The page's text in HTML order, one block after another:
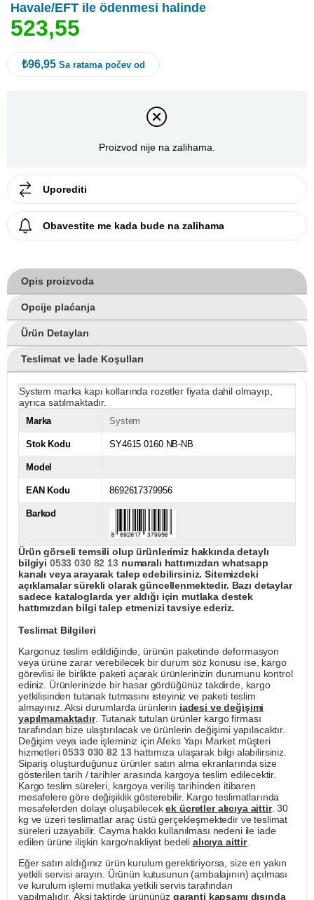
Havale/EFT ile ödenmesi halinde
523,55
₺96,95 Sa ratama počev od
Proizvod nije na zalihama.
Uporediti
Obavestite me kada bude na zalihama
Opis proizvoda
Opcije plaćanja
Ürün Detayları
Teslimat ve İade Koşulları
System marka kapı kollarında rozetler fiyata dahil olmayıp,
ayrıca satılmaktadır.
Marka System
Stok Kodu SY4615 0160 NB-NB
Model
EAN Kodu 8692617379956
Barkod
Ürün görseli temsili olup ürünlerimiz hakkında detaylı
bilgiyi 0533 030 82 13numaralı hattımızdan whatsapp
kanalı veya arayarak talep edebilirsiniz. Sitemizdeki
açıklamalar sürekli olarak güncellenmektedir. Bazı detaylar
sadece kataloglarda yer aldığı için mutlaka destek
hattımızdan bilgi talep etmenizi tavsiye ederiz.
Teslimat Bilgileri
Kargonuz teslim edildiğinde, ürünün paketinde deformasyon
veya ürüne zarar verebilecek bir durum söz konusu ise, kargo
görevlisi ile birlikte paketi açarak ürünlerinizin durumunu kontrol
ediniz. Ürünlerinizde bir hasar gördüğünüz takdirde, kargo
yetkilisinden tutanak tutmasını isteyiniz ve paketi teslim
almayınız. Aksi durumlarda ürünlerin iadesi ve değişimi
yapılmamaktadır. Tutanak tutulan ürünler kargo firması
tarafından bize ulaştırılacak ve ürünlerin değişimi yapılacaktır.
Değişim veya iade işleminiz için Afeks Yapı Market müşteri
hizmetleri0533 030 82 13hattımıza ulaşarak bilgi alabilirsiniz.
Sipariş oluşturduğunuz ürünler satın alma ekranlarında size
gösterilen tarih / tarihler arasında kargoya teslim edilecektir.
Kargo teslim süreleri, kargoya veriliş tarihinden itibaren
mesafelere göre değişiklik gösterebilir. Kargo teslimatlarında
mesafelerden dolayı oluşabilecekek ücretler alıcıya aittir. 30
kg ve üzeri teslimatlar araç üstü gerçekleşmektedir ve teslimat
süreleri uzayabilir. Cayma hakkı kullanılması nedeni ile iade
edilen ürüne ilişkin kargo/nakliyat bedeli alıcıya aittir.
Eğer satın aldığınız ürün kurulum gerektiriyorsa, size en yakın
yetkili servisi arayın. Ürünün kutusunun (ambalajının) açılması
ve kurulum işlemi mutlaka yetkili servis tarafından
yapılmalıdır. Aksi taktirde ürününüz garanti kapsamı dışında